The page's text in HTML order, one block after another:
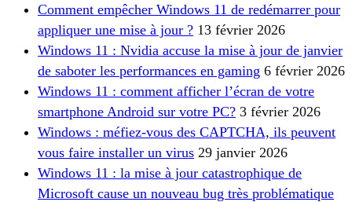
Comment empêcher Windows 11 de redémarrer pour
appliquer une mise à jour ? 13 février 2026
Windows 11 : Nvidia accuse la mise à jour de janvier
de saboter les performances en gaming 6 février 2026
Windows 11 : comment afficher l’écran de votre
smartphone Android sur votre PC? 3 février 2026
Windows : méfiez-vous des CAPTCHA, ils peuvent
vous faire installer un virus 29 janvier 2026
Windows 11 : la mise à jour catastrophique de
Microsoft cause un nouveau bug très problématique